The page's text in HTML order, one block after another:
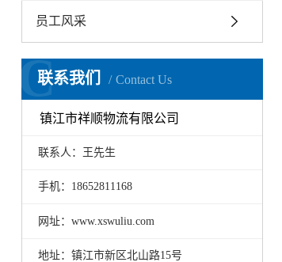
员工风采
联系我们 Contact Us
C
镇江市祥顺物流有限公司
联系人：王先生
手机：18652811168
网址：www.xswuliu.com
地址：镇江市新区北山路15号